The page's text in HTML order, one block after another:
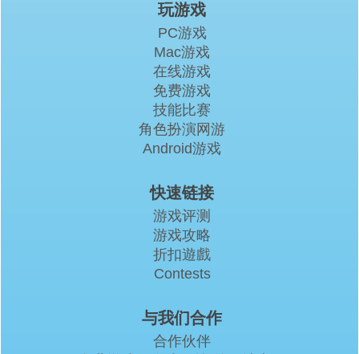
玩游戏
PC游戏
Mac游戏
在线游戏
免费游戏
技能比赛
角色扮演网游
Android游戏
快速链接
游戏评测
游戏攻略
折扣遊戲
Contests
与我们合作
合作伙伴